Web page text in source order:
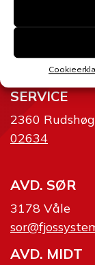
AVD. ØST
2634 Fåvang
SERVICE
2360
02634
AVD. SØR
3178 Våle
AVD. MIDT